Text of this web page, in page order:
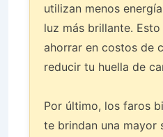
utilizan menos
luz más brillante.
ahorrar en costos de
reducir tu huella de
Por último, los faros
te brindan una mayor